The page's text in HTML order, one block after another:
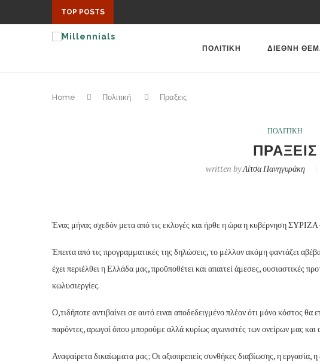
TOP POSTS
ΠΟΛΙΤΙΚΗ ΔΙΕΘΝΗ
Home Πολιτική Πραξεις
ΠΟΛΙΤΙΚΗ
ΠΡΑΞΕΙΣ
written byΛίτσα Πανηγυράκη
Ένας μήνας σχεδόν μετα από τις εκλογές και ήρθε η ώρα η κυβέρνηση
Έπειτα από τις προγραμματικές της δηλώσεις, το μέλλον ακόμη φαντάζει
έχει περιέλθει η Ελλάδα μας, προϋποθέτει και απαιτεί άμεσες, ουσιαστικές
κωλυσιεργίες.
Ο,τιδήποτε αντιβαίνει σε αυτό ειναι αποδεδειγμένο πλέον ότι μόνο κόστος θα
παρόντες, αρωγοί όπου μπορούμε αλλά κυρίως αγωνιστές των ονείρων μας και
Αναφαίρετα δικαίωματα μας; Οι αξιοπρεπείς συνθήκες διαβίωσης, η εργασία,